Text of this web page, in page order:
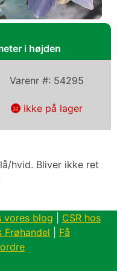
hvid. Bliver ikke ret
Varenr #: 54295
ikke på lager
i højden
vores blog
CSR hos
Få